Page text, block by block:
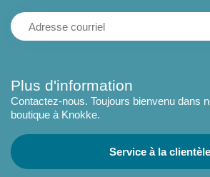
Plus d'information
Contactez-nous. Toujours bienvenu dans
boutique à Knokke.
Service à la clientèle